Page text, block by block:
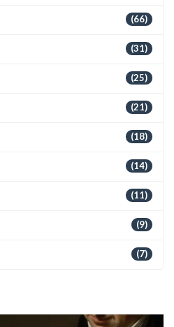
(66)
(31)
(25)
(21)
(18)
(14)
(11)
(9)
(7)